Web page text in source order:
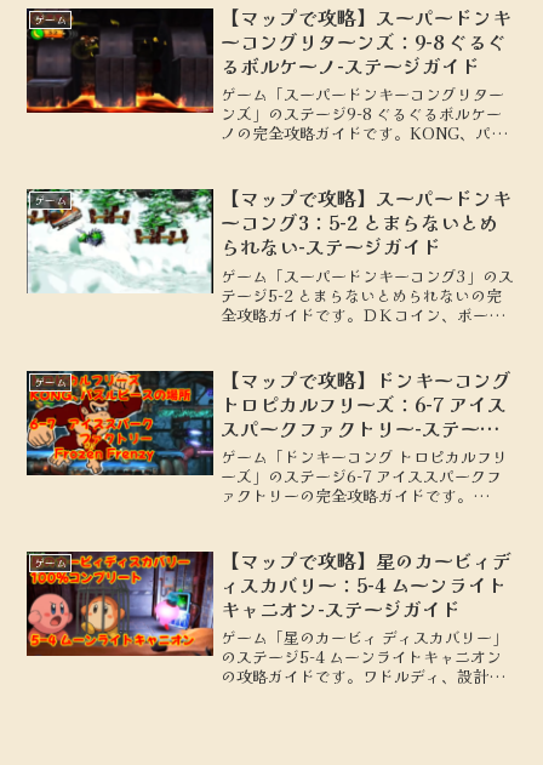
ゲーム
【マップで攻略】スーパードンキ
ーコングリターンズ：9-8 ぐるぐ
るボルケーノ-ステージガイド
ゲーム「スーパードンキーコングリター
ンズ」のステージ9-8 ぐるぐるボルケー
ノの完全攻略ガイドです。KONG、パズ
ゲーム
【マップで攻略】スーパードンキ
ーコング3：5-2 とまらないとめ
られない-ステージガイド
ゲーム「スーパードンキーコング3」のス
テージ5-2 とまらないとめられないの完
全攻略ガイドです。ＤＫコイン、ボーナ
ゲーム
【マップで攻略】ドンキーコング
トロピカルフリーズ：6-7 アイス
スパークファクトリー-ステージ
ガイド
ゲーム「ドンキーコング トロピカルフリ
ーズ」のステージ6-7 アイススパークフ
ァクトリーの完全攻略ガイドです。
ゲーム
【マップで攻略】星のカービィデ
ィスカバリー：5-4 ムーンライト
キャニオン-ステージガイド
ゲーム「星のカービィ ディスカバリー」
のステージ5-4 ムーンライトキャニオン
の攻略ガイドです。ワドルディ、設計図